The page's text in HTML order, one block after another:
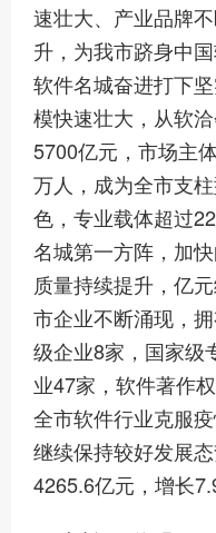
速壮大、产业品牌
升，为我市跻身中
软件名城奋进打下
模快速壮大，从软
5700亿元，市场主
万人，成为全市支
色，专业载体超过
名城第一方阵，加
质量持续提升，亿
市企业不断涌现，
级企业8家，国家级
业47家，软件著作
全市软件行业克服
继续保持较好发展
4265.6亿元，增长